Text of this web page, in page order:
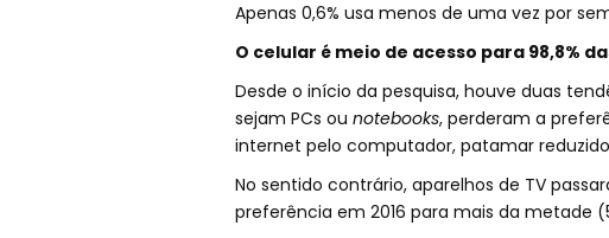
Apenas 0,6% usa menos de uma vez por
O celular é meio de acesso para 98,8%
Desde o início da pesquisa, houve duas
sejam PCs ou notebooks, perderam a
internet pelo computador, patamar
No sentido contrário, aparelhos de TV
preferência em 2016 para mais da metade